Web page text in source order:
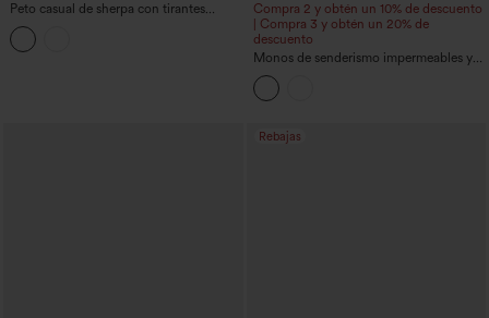
Peto casual de sherpa con tirantes
ajustables y bolsillos
Compra 2 y obtén un 10% de descuento
| Compra 3 y obtén un 20% de
descuento
Monos de senderismo impermeables y
resistentes al desgaste con bolsillos con
cremallera
Rebajas